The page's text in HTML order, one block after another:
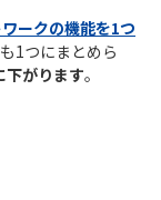
ークの機能を1つ
1つにまとめら
下がります。